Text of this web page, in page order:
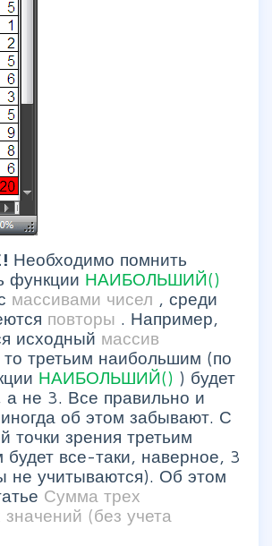
Необходимо помнить
функции НАИБОЛЬШИЙ()
массивами чисел , среди
повторы . Например,
исходный массив
третьим наибольшим (по
НАИБОЛЬШИЙ() ) будет
а не 3. Все правильно и
об этом забывают. С
точки зрения третьим
все-таки, наверное, 3
не учитываются). Об этом
Сумма трех
(без учета